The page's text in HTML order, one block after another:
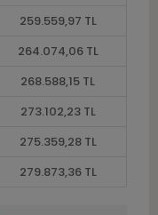
259.559,97 TL
264.074,06 TL
268.588,15 TL
273.102,23 TL
275.359,28 TL
279.873,36 TL